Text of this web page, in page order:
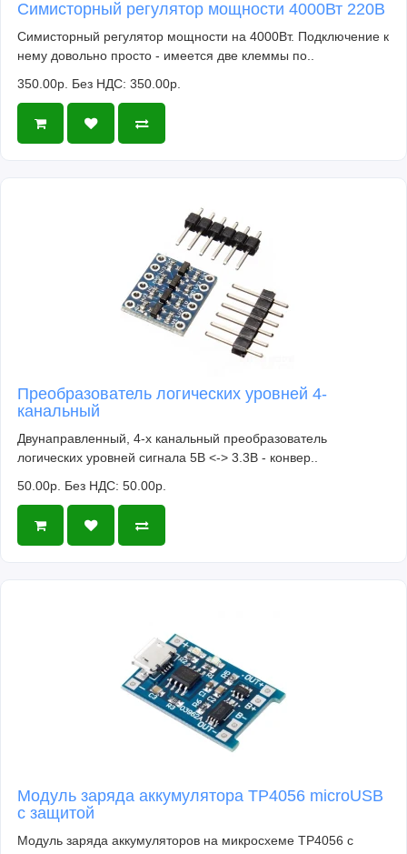
Симисторный регулятор мощности 4000Вт 220В
Симисторный регулятор мощности на 4000Вт. Подключение к
нему довольно просто - имеется две клеммы по..
350.00р. Без НДС: 350.00р.
Преобразователь логических уровней 4-
канальный
Двунаправленный, 4-х канальный преобразователь
логических уровней сигнала 5В <-> 3.3В - конвер..
50.00р. Без НДС: 50.00р.
Модуль заряда аккумулятора TP4056 microUSB
с защитой
Модуль заряда аккумуляторов на микросхеме TP4056 с